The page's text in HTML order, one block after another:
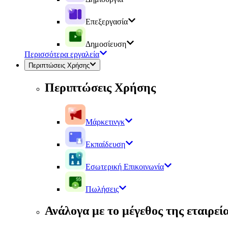
Επεξεργασία
Δημοσίευση
Περισσότερα εργαλεία
Περιπτώσεις Χρήσης
Περιπτώσεις Χρήσης
Μάρκετινγκ
Εκπαίδευση
Εσωτερική Επικοινωνία
Πωλήσεις
Ανάλογα με το μέγεθος της